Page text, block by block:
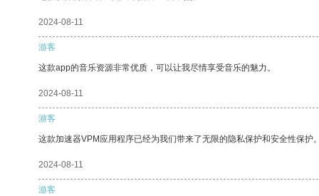
2024-08-11
游客
这款app的音乐资源非常优质，可以让我尽情享受音乐的魅力。
2024-08-11
游客
这款加速器VPM应用程序已经为我们带来了无限的隐私保护和安全性保护
2024-08-11
游客